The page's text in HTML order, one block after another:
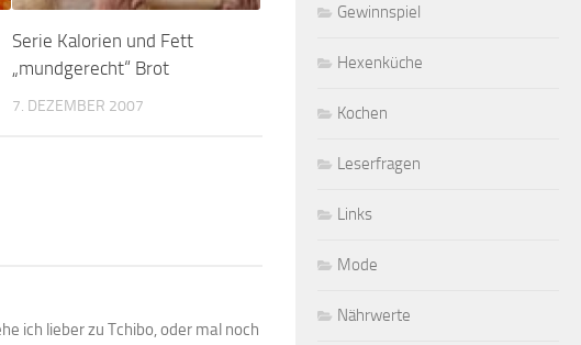
Serie Kalorien und Fett
„mundgerecht“ Brot
7. DEZEMBER 2007
ich lieber zu Tchibo, oder mal noch
Gewinnspiel
Hexenküche
Kochen
Leserfragen
Links
Mode
Nährwerte